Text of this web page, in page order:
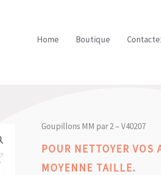
Home Boutique
Goupillons MM par 2 – V40207
POUR NETTOYER VOS
MOYENNE TAILLE.